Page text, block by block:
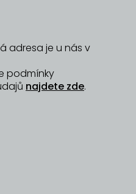
adresa je u nás v
podmínky
najdete zde.